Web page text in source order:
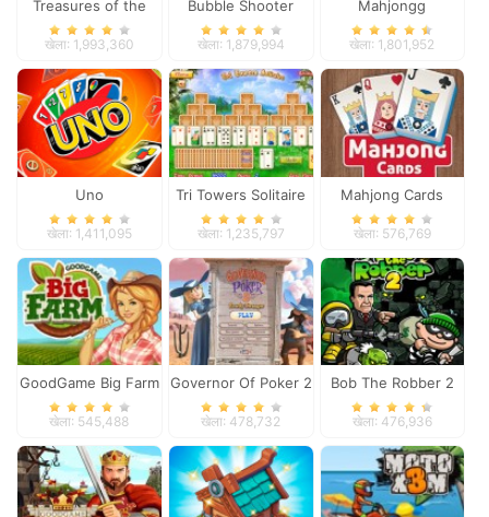
Treasures of the
Mystic Sea
खेला: 1,993,360
Bubble Shooter
खेला: 1,879,994
Mahjongg
Dimensions
खेला: 1,801,952
Uno
खेला: 1,411,095
Tri Towers Solitaire
खेला: 1,235,797
Mahjong Cards
खेला: 576,769
GoodGame Big Farm
खेला: 545,488
Governor Of Poker 2
खेला: 478,732
Bob The Robber 2
खेला: 476,936